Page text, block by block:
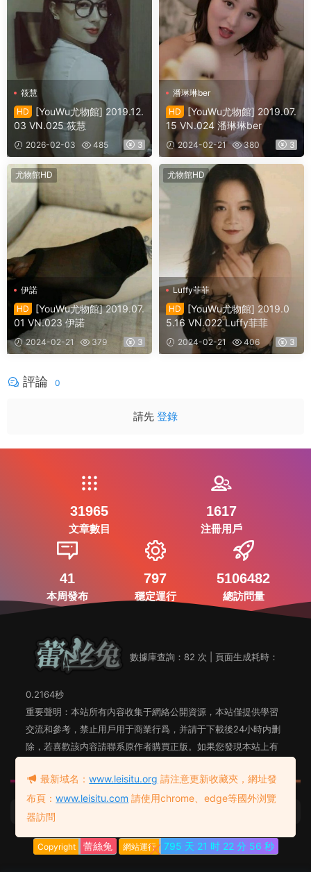
筱慧
HD
[YouWu尤物館] 2019.12.
03 VN.025 筱慧
2026-02-03 485 3
潘琳琳ber
HD
[YouWu尤物館] 2019.07.
15 VN.024 潘琳琳ber
2024-02-21 380 3
尤物館HD
伊諾
HD
[YouWu尤物館] 2019.07.
01 VN.023 伊諾
2024-02-21 379 3
尤物館HD
Luffy菲菲
HD
[YouWu尤物館] 2019.0
5.16 VN.022 Luffy菲菲
2024-02-21 406 3
評論 0
請先 登錄
31965
文章數目
1617
注冊用戶
41
本周發布
797
穩定運行
5106482
總訪問量
數據庫查詢：82 次 | 頁面生成耗時：
0.2164秒
重要聲明：本站所有内容收集于網絡公開資源，本站僅提供學習
交流和參考，禁止用戶用于商業行爲，并請于下載後24小時内删
除，若喜歡該内容請聯系原作者購買正版。如果您發現本站上有
Copyright 蕾絲兔 網站運行 795 天 21 时 22 分 56 秒
最新域名：www.leisitu.org 請注意更新收藏夾，網址發
布頁：www.leisitu.com 請使用chrome、edge等國外浏覽
器訪問